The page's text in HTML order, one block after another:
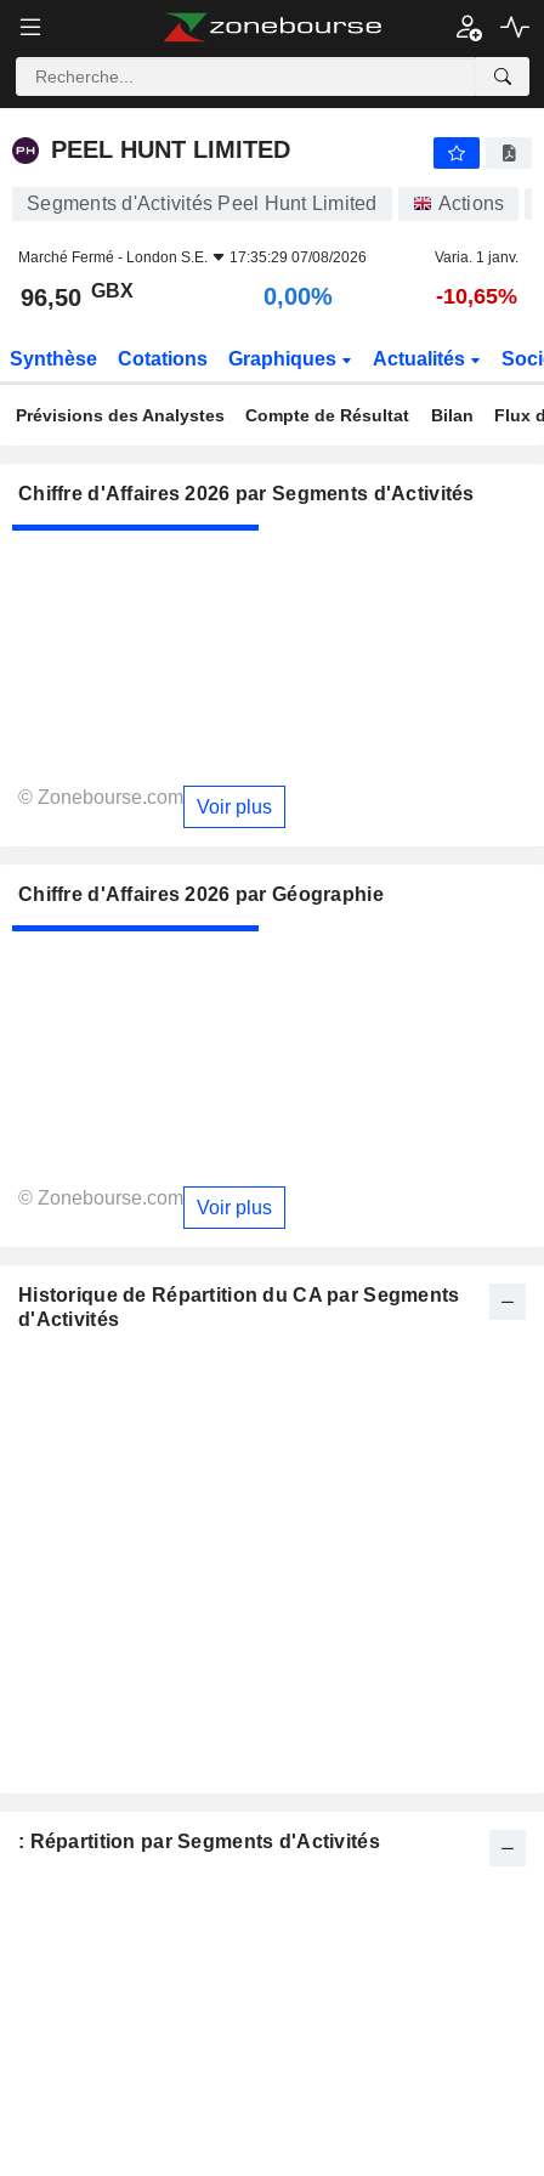
PEEL HUNT LIMITED
PEEL HUNT LIMITED
Segments d'Activités Peel Hunt Limited Actions
Marché Fermé - London S.E. 17:35:29 07/08/2026 Varia. 1 janv.
96,50 GBX 0,00% -10,65%
Synthèse Cotations Graphiques Actualités
Prévisions des Analystes Compte de Résultat Bilan Flux
Chiffre d'Affaires 2026 par Segments d'Activités
© Zonebourse.com Voir plus
Chiffre d'Affaires 2026 par Géographie
© Zonebourse.com Voir plus
Historique de Répartition du CA par Segments
d'Activités
: Répartition par Segments d'Activités